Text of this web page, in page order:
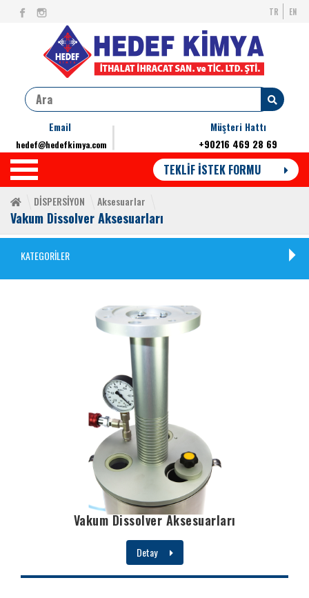
TR EN
Müşteri Hattı
+90216 469 28 69
Email
hedef@hedefkimya.com
TEKLİF İSTEK FORMU
DİSPERSİYON Aksesuarlar
Vakum Dissolver Aksesuarları
KATEGORİLER
Vakum Dissolver Aksesuarları
Detay